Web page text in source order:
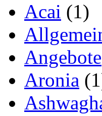
Acai (1)
Angebote
Aronia